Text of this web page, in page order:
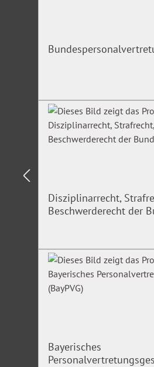
Disziplinarrecht,
Beschwerderecht der
Bayerisches